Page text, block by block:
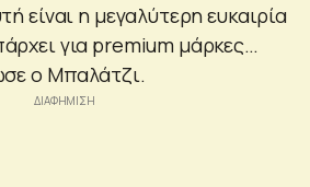
είναι η μεγαλύτερη ευκαιρία
για premium μάρκες…
ο Μπαλάτζι.